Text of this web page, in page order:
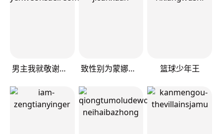
男主我就敬谢不敏了！ 致性别为蒙娜丽莎的你 篮球少年王